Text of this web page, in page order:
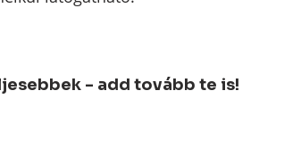
- add tovább te is!